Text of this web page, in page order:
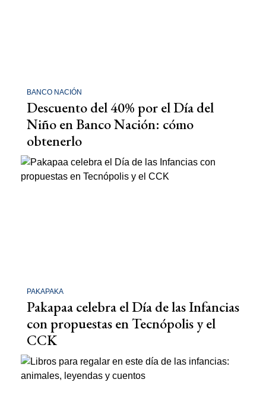
BANCO NACIÓN
Descuento del 40% por el Día del
Niño en Banco Nación: cómo
obtenerlo
PAKAPAKA
Pakapaa celebra el Día de las Infancias
con propuestas en Tecnópolis y el
CCK